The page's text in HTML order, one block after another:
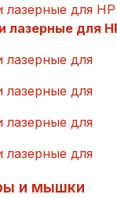
для HP
лазерные для
для
для
для
для
и мышки